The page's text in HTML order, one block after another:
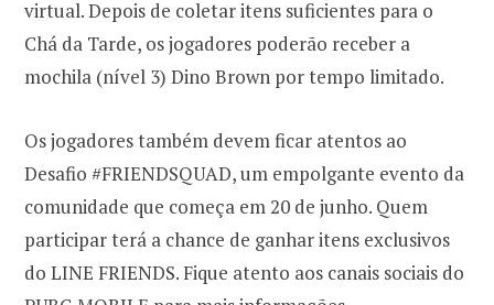
virtual. Depois de coletar itens suficientes para o
Chá da Tarde, os jogadores poderão receber a
mochila (nível 3) Dino Brown por tempo limitado.
Os jogadores também devem ficar atentos ao
Desafio #FRIENDSQUAD, um empolgante evento da
comunidade que começa em 20 de junho. Quem
participar terá a chance de ganhar itens exclusivos
do LINE FRIENDS. Fique atento aos canais sociais do